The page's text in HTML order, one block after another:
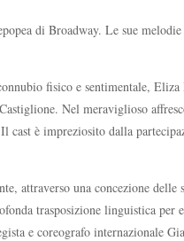
di Broadway. Le sue
fisico e sentimentale,
Nel meraviglioso
è impreziosito dalla
attraverso una concezione delle
trasposizione linguistica
e coreografo internazionale